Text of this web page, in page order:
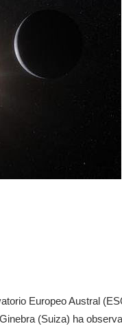
Europeo Austral
(Suiza) ha